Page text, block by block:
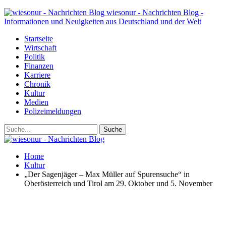
wiesonur - Nachrichten Blog -
Informationen und Neuigkeiten aus Deutschland und der Welt
Startseite
Wirtschaft
Politik
Finanzen
Karriere
Chronik
Kultur
Medien
Polizeimeldungen
Home
Kultur
„Der Sagenjäger – Max Müller auf Spurensuche“ in
Oberösterreich und Tirol am 29. Oktober und 5. November